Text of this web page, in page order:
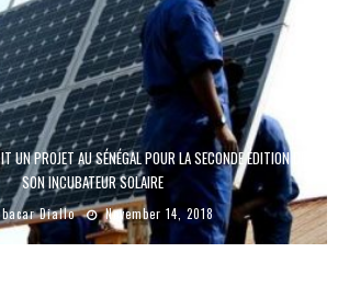
UN PROJET AU SÉNÉGAL POUR LA SECONDE ÉDITION DE
SON INCUBATEUR SOLAIRE
Diallo November 14, 2018